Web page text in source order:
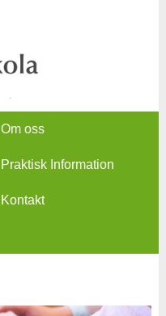
Om oss
Praktisk Information
Kontakt